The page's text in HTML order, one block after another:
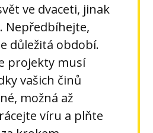
ve dvaceti, jinak
Nepředbíhejte,
důležitá období.
projekty musí
vašich činů
možná až
víru a plňte